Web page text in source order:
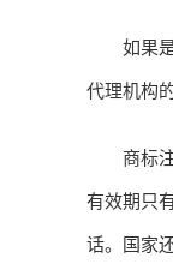
如果是
代理机构
商标注
有效期只
话。国家